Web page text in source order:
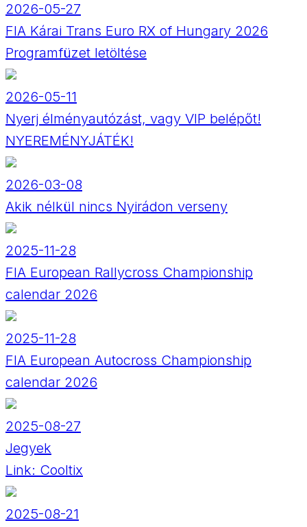
2026-05-27
FIA Kárai Trans Euro RX of Hungary 2026
Programfüzet letöltése
2026-05-11
Nyerj élményautózást, vagy VIP belépőt!
NYEREMÉNYJÁTÉK!
2026-03-08
Akik nélkül nincs Nyirádon verseny
2025-11-28
FIA European Rallycross Championship
calendar 2026
2025-11-28
FIA European Autocross Championship
calendar 2026
2025-08-27
Jegyek
Link: Cooltix
2025-08-21